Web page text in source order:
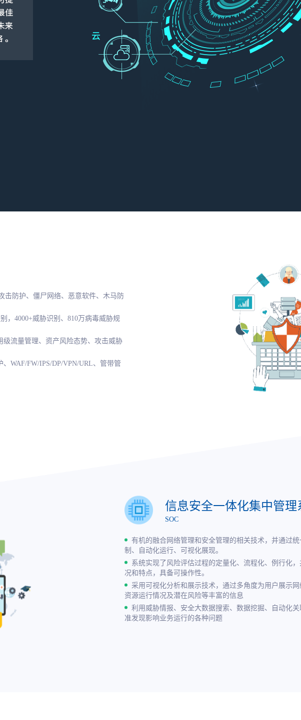
击防护、僵尸网络、恶意软件、木马防
，4000+威胁识别、810万病毒威胁规
流量管理、资产风险态势、攻击威胁
WAF/FW/IPS/DP/VPN/URL、管带管
信息安全一体化集中管理
SOC
有机的融合网络管理和安全管理的相关技术，并通过
制、自动化运行、可视化展现。
系统实现了风险评估过程的定量化、流程化、例行化
况和特点，具备可操作性。
采用可视化分析和展示技术，通过多角度为用户展示
资源运行情况及潜在风险等丰富的信息
利用威胁情报、安全大数据搜索、数据挖掘、自动化关
准发现影响业务运行的各种问题